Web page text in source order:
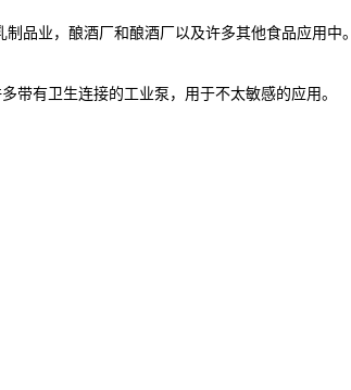
品业，酿酒厂和酿酒厂以及许多其他食品应用中。
带有卫生连接的工业泵，用于不太敏感的应用。